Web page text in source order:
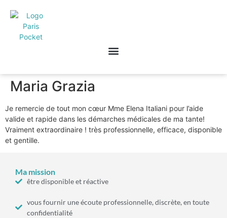
Maria Grazia
Je remercie de tout mon cœur Mme Elena Italiani pour l’aide
valide et rapide dans les démarches médicales de ma tante!
Vraiment extraordinaire ! très professionnelle, efficace, disponible
et gentille.
Ma mission
être disponible et réactive
vous fournir une écoute professionnelle, discrète, en toute
confidentialité